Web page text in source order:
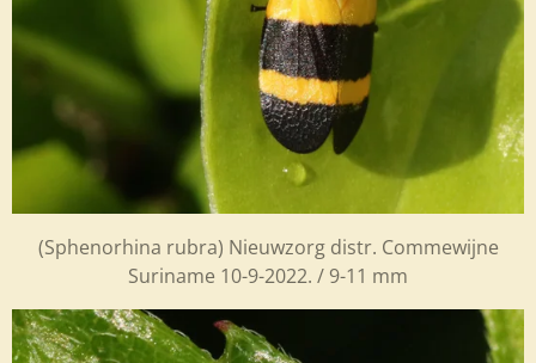
(Sphenorhina rubra) Nieuwzorg distr. Commewijne
Suriname 10-9-2022. / 9-11 mm